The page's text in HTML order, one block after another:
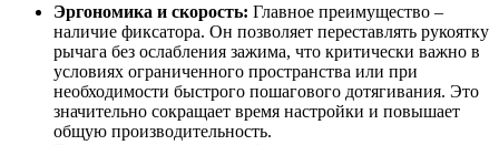
Эргономика и скорость: Главное преимущество –
наличие фиксатора. Он позволяет переставлять рукоятку
рычага без ослабления зажима, что критически важно в
условиях ограниченного пространства или при
необходимости быстрого пошагового дотягивания. Это
значительно сокращает время настройки и повышает
общую производительность.